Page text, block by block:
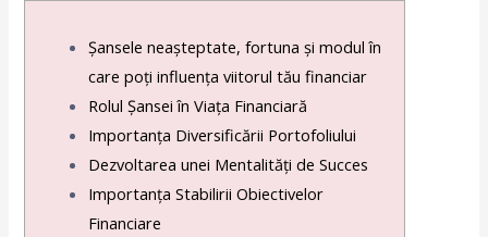
Șansele neașteptate, fortuna și modul în
care poți influența viitorul tău financiar
Rolul Șansei în Viața Financiară
Importanța Diversificării Portofoliului
Dezvoltarea unei Mentalități de Succes
Importanța Stabilirii Obiectivelor
Financiare